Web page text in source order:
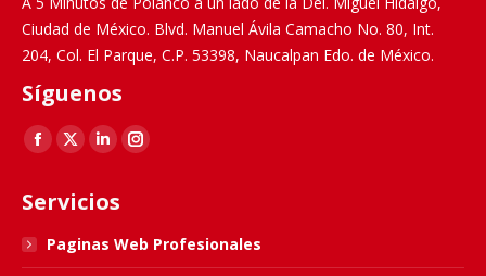
Ciudad de México. Blvd. Manuel Ávila Camacho No. 80, Int.
204, Col. El Parque, C.P. 53398, Naucalpan Edo. de México.
Síguenos
Find us on:
Facebook
opens
in
new
X
opens
in
new
Linkedin
opens
new
Instagram
in
new
Servicios
Paginas Web Profesionales